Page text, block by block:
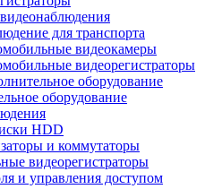
для транспорта
видеокамеры
видеорегистраторы
оборудование
оборудование
HDD
и коммутаторы
видеорегистраторы
и управления доступом